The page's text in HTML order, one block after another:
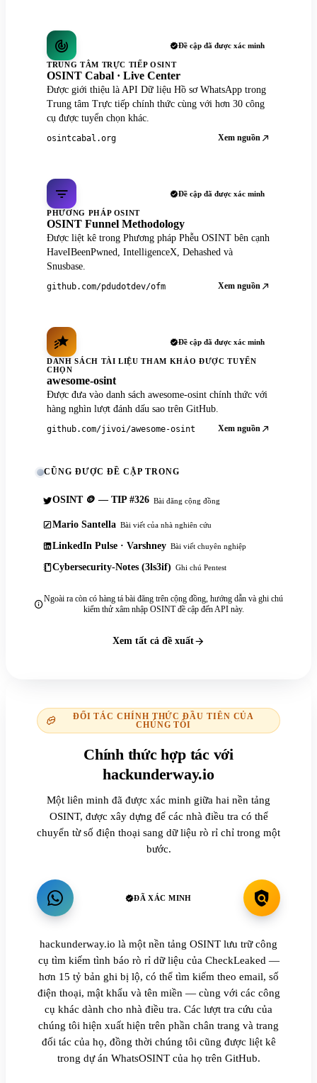
Đề cập đã được xác minh
TRUNG TÂM TRỰC TIẾP OSINT
OSINT Cabal · Live Center
Được giới thiệu là API Dữ liệu Hồ sơ WhatsApp trong
Trung tâm Trực tiếp chính thức cùng với hơn 30 công
cụ được tuyển chọn khác.
osintcabal.org Xem nguồn
Đề cập đã được xác minh
PHƯƠNG PHÁP OSINT
OSINT Funnel Methodology
Được liệt kê trong Phương pháp Phễu OSINT bên cạnh
HaveIBeenPwned, IntelligenceX, Dehashed và
Snusbase.
github.com/pdudotdev/ofm Xem nguồn
Đề cập đã được xác minh
DANH SÁCH TÀI LIỆU THAM KHẢO ĐƯỢC TUYỂN
CHỌN
awesome-osint
Được đưa vào danh sách awesome-osint chính thức với
hàng nghìn lượt đánh dấu sao trên GitHub.
github.com/jivoi/awesome-osint Xem nguồn
CŨNG ĐƯỢC ĐỀ CẬP TRONG
OSINT 🪙 — TIP #326 Bài đăng cộng đồng
Mario Santella Bài viết của nhà nghiên cứu
LinkedIn Pulse · Varshney Bài viết chuyên nghiệp
Cybersecurity-Notes (3ls3if) Ghi chú Pentest
Ngoài ra còn có hàng tá bài đăng trên cộng đồng, hướng dẫn và ghi chú
kiểm thử xâm nhập OSINT đề cập đến API này.
Xem tất cả đề xuất
ĐỐI TÁC CHÍNH THỨC ĐẦU TIÊN CỦA
CHÚNG TÔI
Chính thức hợp tác với
hackunderway.io
Một liên minh đã được xác minh giữa hai nền tảng
OSINT, được xây dựng để các nhà điều tra có thể
chuyển từ số điện thoại sang dữ liệu rò rỉ chỉ trong một
bước.
ĐÃ XÁC MINH
hackunderway.io là một nền tảng OSINT lưu trữ công
cụ tìm kiếm tình báo rò rỉ dữ liệu của CheckLeaked —
hơn 15 tỷ bản ghi bị lộ, có thể tìm kiếm theo email, số
điện thoại, mật khẩu và tên miền — cùng với các công
cụ khác dành cho nhà điều tra. Các lượt tra cứu của
chúng tôi hiện xuất hiện trên phần chân trang và trang
đối tác của họ, đồng thời chúng tôi cũng được liệt kê
trong dự án WhatsOSINT của họ trên GitHub.